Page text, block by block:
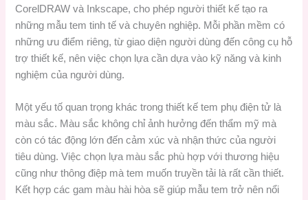
CorelDRAW và Inkscape, cho phép người thiết kế tạo ra
những mẫu tem tinh tế và chuyên nghiệp. Mỗi phần mềm có
những ưu điểm riêng, từ giao diện người dùng đến công cụ hỗ
trợ thiết kế, nên việc chọn lựa cần dựa vào kỹ năng và kinh
nghiệm của người dùng.
Một yếu tố quan trọng khác trong thiết kế tem phụ điện tử là
màu sắc. Màu sắc không chỉ ảnh hưởng đến thẩm mỹ mà
còn có tác động lớn đến cảm xúc và nhận thức của người
tiêu dùng. Việc chọn lựa màu sắc phù hợp với thương hiệu
cũng như thông điệp mà tem muốn truyền tải là rất cần thiết.
Kết hợp các gam màu hài hòa sẽ giúp mẫu tem trở nên nổi